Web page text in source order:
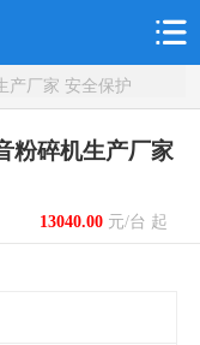
产厂家 安全保护
粉碎机生产厂家
13040.00元/台 起